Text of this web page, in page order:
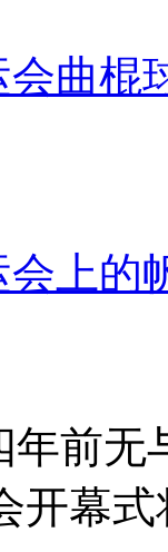
曲棍
上的
年前无
开幕